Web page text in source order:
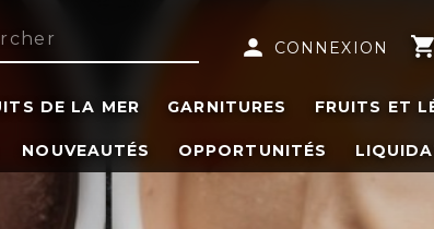
person CONNEXION shopping_cart
DE LA MER GARNITURES FRUITS ET
NOUVEAUTÉS OPPORTUNITÉS